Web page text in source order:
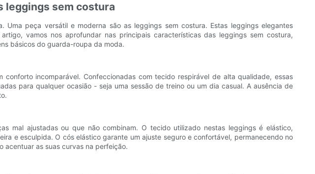
leggings sem costura
peça versátil e moderna são as leggings sem costura. Estas leggings elegantes
vamos nos aprofundar nas principais características das leggings sem costura,
básicos do guarda-roupa da moda.
incomparável. Confeccionadas com tecido respirável de alta qualidade, essas
para qualquer ocasião - seja uma sessão de treino ou um dia casual. A ausência de
mal ajustadas ou que não combinam. O tecido utilizado nestas leggings é elástico,
e esculpida. O cós elástico garante um ajuste seguro e confortável, permanecendo no
acentuar as suas curvas na perfeição.